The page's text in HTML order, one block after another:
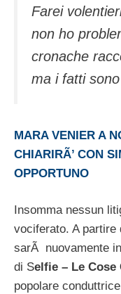
Farei
non ho
cronache
ma i fatti
MARA VENIER A
CHIARIRÃ’ CON
OPPORTUNO
Insomma nessun
vociferato. A partire
sarÃ nuovamente
di Selfie – Le Cose
popolare